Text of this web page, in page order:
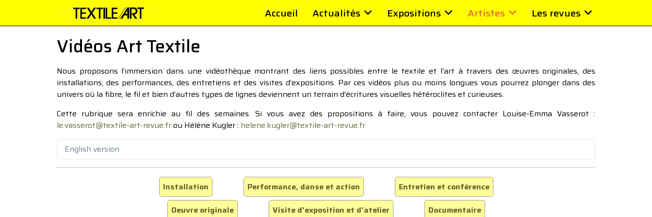
Accueil Actualités Expositions Artistes Les revues
Vidéos Art Textile
Nous proposons l’immersion dans une vidéothèque montrant des liens possibles entre le textile et l’art à travers des œuvres originales, des
installations, des performances, des entretiens et des visites d’expositions. Par ces vidéos plus ou moins longues vous pourrez plonger dans des
univers où la fibre, le fil et bien d’autres types de lignes deviennent un terrain d’écritures visuelles hétéroclites et curieuses.
Cette rubrique sera enrichie au fil des semaines. Si vous avez des propositions à faire, vous pouvez contacter Louise-Emma Vasserot :
le.vasserot@textile-art-revue.frou Hélène Kugler : helene.kugler@textile-art-revue.fr
English version
Installation Performance, danse et action
Entretien et conférence
Oeuvre originale
Visite d'exposition et d'atelier Documentaire